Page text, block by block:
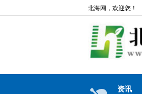
北海网，欢迎您！
资讯